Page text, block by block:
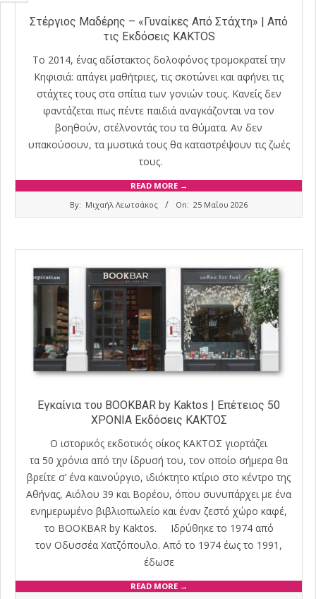
Στέργιος Μαδέρης – «Γυναίκες Από Στάχτη» | Από
τις Εκδόσεις KAKTOS
Το 2014, ένας αδίστακτος δολοφόνος τρομοκρατεί την
Κηφισιά: απάγει μαθήτριες, τις σκοτώνει και αφήνει τις
στάχτες τους στα σπίτια των γονιών τους. Κανείς δεν
φαντάζεται πως πέντε παιδιά αναγκάζονται να τον
βοηθούν, στέλνοντάς του τα θύματα. Αν δεν
υπακούσουν, τα μυστικά τους θα καταστρέψουν τις ζωές
τους.
READ MORE →
By: Μιχαήλ Λεωτσάκος On: 25 Μαΐου 2026
Εγκαίνια του BOOKBAR by Kaktos | Επέτειος 50
ΧΡΟΝΙΑ Εκδόσεις ΚΑΚΤΟΣ
Ο ιστορικός εκδοτικός οίκος ΚΑΚΤΟΣ γιορτάζει
τα 50 χρόνια από την ίδρυσή του, τον οποίο σήμερα θα
βρείτε σ’ ένα καινούργιο, ιδιόκτητο κτίριο στο κέντρο της
Αθήνας, Αιόλου 39 και Βορέου, όπου συνυπάρχει με ένα
ενημερωμένο βιβλιοπωλείο και έναν ζεστό χώρο καφέ,
το BOOKBAR by Κaktos. Ιδρύθηκε το 1974 από
τον Οδυσσέα Χατζόπουλο. Από το 1974 έως το 1991,
έδωσε
READ MORE →